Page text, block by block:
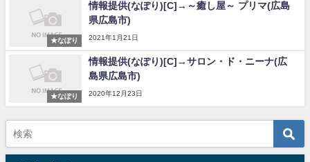
★なぽり
情報提供(なぽり)[C]→～癒し屋～ プリマ(広島
県広島市)
2021年1月21日
★なぽり
情報提供(なぽり)[C]→サロン・ド・ニーナ(広
島県広島市)
2020年12月23日